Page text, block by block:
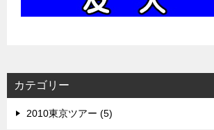
カテゴリー
2010東京ツアー (5)